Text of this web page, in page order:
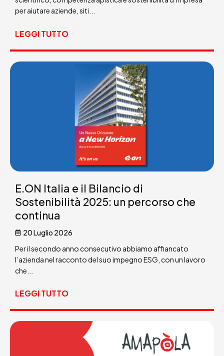
per aiutare aziende, siti...
LEGGI TUTTO
E.ON Italia e il Bilancio di
Sostenibilità 2025: un percorso che
continua
20 Luglio 2026
Per il secondo anno consecutivo abbiamo affiancato
l’azienda nel racconto del suo impegno ESG, con un lavoro
che...
LEGGI TUTTO